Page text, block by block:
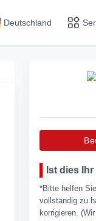
Deutschland
Ist dies
*Bitte helfen
vollständig zu
korrigieren.